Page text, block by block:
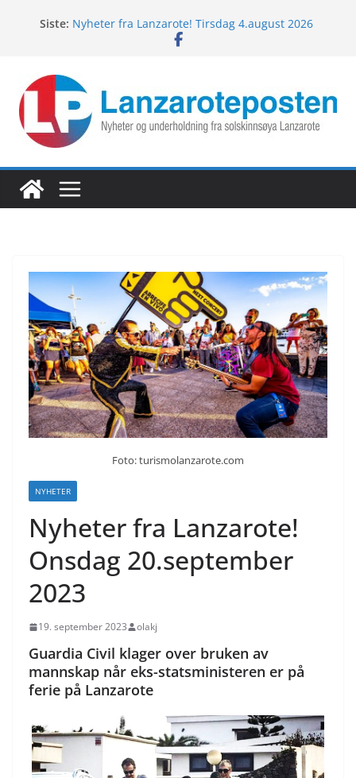
Siste: Nyheter fra Lanzarote! Tirsdag 4.august 2026
Lanzarotes enestående fugleliv
Nyheter fra Lanzarote! Onsdag 5.august 2026
Foto: turismolanzarote.com
NYHETER
Nyheter fra Lanzarote!
Onsdag 20.september
2023
19. september 2023 olakj
Guardia Civil klager over bruken av
mannskap når eks-statsministeren er på
ferie på Lanzarote